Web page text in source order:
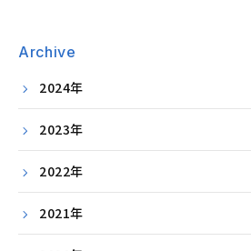
Archive
2024年
2023年
2022年
2021年